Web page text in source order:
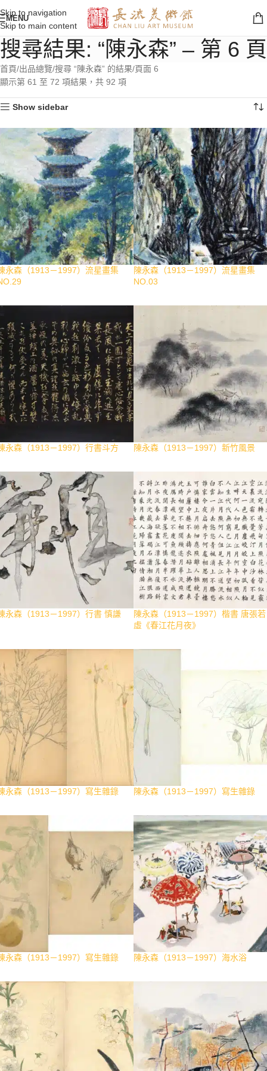
Skip to navigation
Skip to main content
MENU
搜尋結果: “陳永森” – 第 6 頁
首頁 出品總覽 搜尋 “陳永森” 的結果 頁面 6
顯示第 61 至 72 項結果，共 92 項
Show sidebar
永森（1913－1997）流星畫集
陳永森（1913－1997）流星畫集
NO.03
永森（1913－1997）行書斗方 陳永森（1913－1997）新竹風景
永森（1913－1997）行書 慎謙
陳永森（1913－1997）楷書 唐張若
虛《春江花月夜》
永森（1913－1997）寫生雜錄 陳永森（1913－1997）寫生雜錄
永森（1913－1997）寫生雜錄 陳永森（1913－1997）海水浴